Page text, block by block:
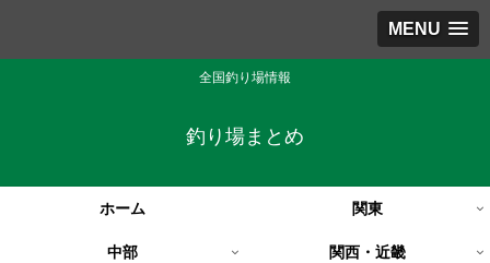
MENU
全国釣り場情報
釣り場まとめ
ホーム 関東
中部 関西・近畿